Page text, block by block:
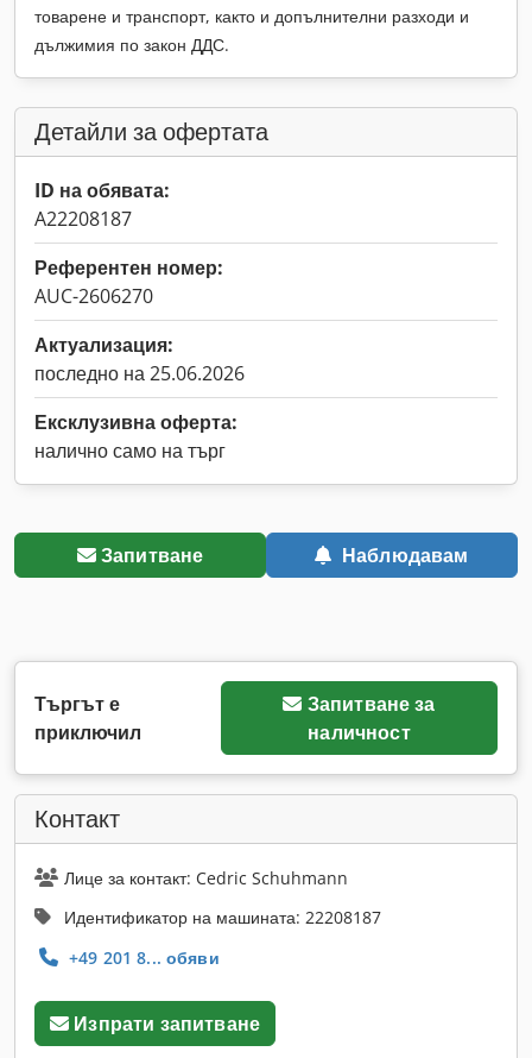
товарене и транспорт, както и допълнителни разходи и
дължимия по закон ДДС.
Детайли за офертата
ID на обявата:
A22208187
Референтен номер:
AUC-2606270
Актуализация:
последно на 25.06.2026
Ексклузивна оферта:
налично само на търг
Запитване Наблюдавам
Търгът е
приключил
Запитване за
наличност
Контакт
Лице за контакт: Cedric Schuhmann
Идентификатор на машината: 22208187
+49 201 8... обяви
Изпрати запитване